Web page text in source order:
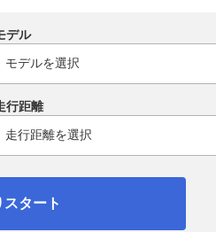
デル
行距離
スタート